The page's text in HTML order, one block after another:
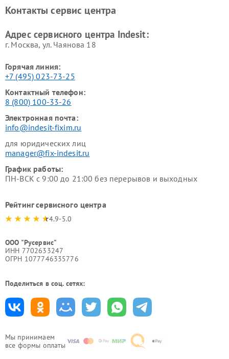
Мы принимаем
все формы оплаты
Indesit
Indesit
Контакты сервис центра
Адрес сервисного центра Indesit:
г. Москва, ул. Чаянова 18
Горячая линия:
+7 (495) 023-73-25
Контактный телефон:
8 (800) 100-33-26
Электронная почта:
info@indesit-fixim.ru
для юридических лиц
manager@fix-indesit.ru
График работы:
ПН-ВСК с 9:00 до 21:00 без перерывов и выходных
Рейтинг сервисного центра
4.9-5.0
ООО "Русервис"
ИНН 7702633247
ОГРН 1077746335776
Поделиться в соц. сетях: